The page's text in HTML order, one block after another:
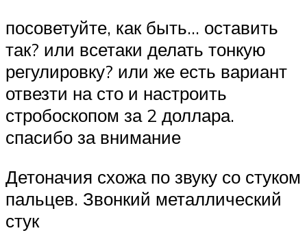
посоветуйте, как быть… оставить
так? или всетаки делать тонкую
регулировку? или же есть вариант
отвезти на сто и настроить
стробоскопом за 2 доллара.
спасибо за внимание
Детоначия схожа по звуку со стуком
пальцев. Звонкий металлический
стук